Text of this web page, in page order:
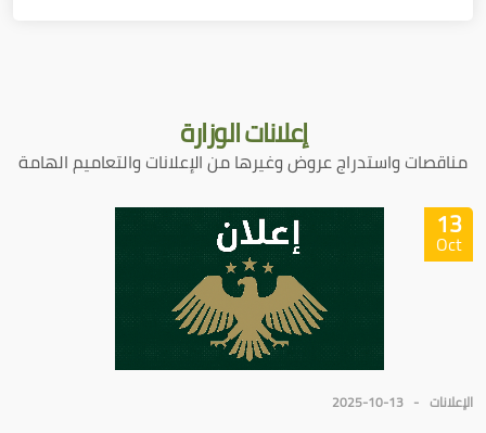
إعلاناتالوزارة
مناقصات واستدراج عروض وغيرها من الإعلانات والتعاميم الهامة
13
Oct
الإعلانات 2025-10-13